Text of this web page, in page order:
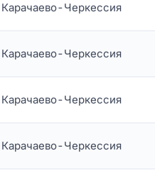
Черкессия
Черкессия
Черкессия
Черкессия